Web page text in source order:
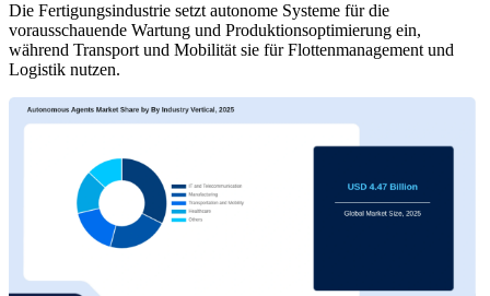
Die Fertigungsindustrie setzt autonome Systeme für die
vorausschauende Wartung und Produktionsoptimierung ein,
während Transport und Mobilität sie für Flottenmanagement und
Logistik nutzen.